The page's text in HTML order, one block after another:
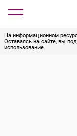
На информационном
Оставаясь на сайте, вы
использование.